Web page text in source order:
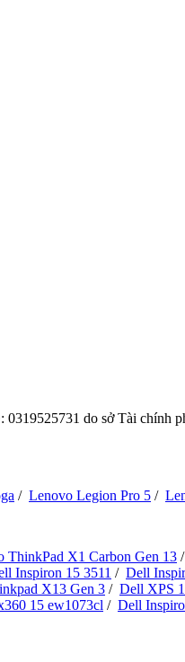
0319525731 do sở Tài chính
/ Lenovo Legion Pro 5 /
ThinkPad X1 Carbon Gen 13 /
Inspiron 15 3511 / Dell
X13 Gen 3 / Dell XPS
15 ew1073cl / Dell